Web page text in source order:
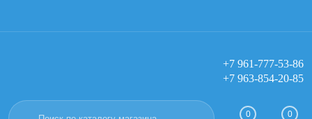
Вход Регистрация
+7 961-777-53-86
+7 963-854-20-85
0 0